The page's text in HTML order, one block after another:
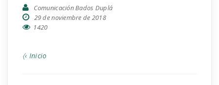
Comunicación Bados Duplá
29 de noviembre de 2018
1420
〈‹ Inicio